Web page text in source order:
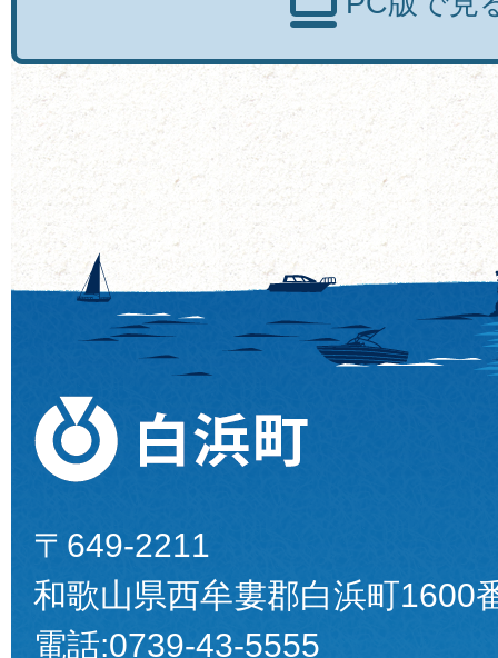
〒649-2211
和歌山県西牟婁郡白浜町1600
電話:0739-43-5555